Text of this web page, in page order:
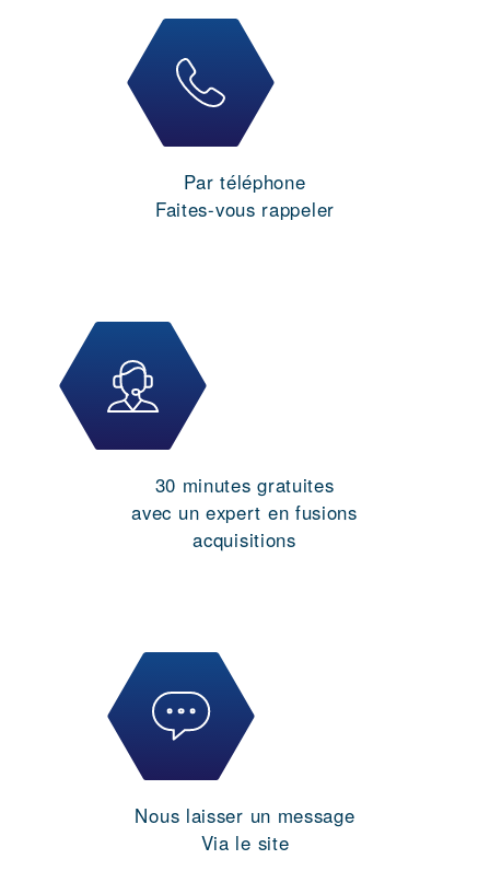
Par téléphone
Faites-vous rappeler
30 minutes gratuites
avec un expert en fusions
acquisitions
Nous laisser un message
Via le site